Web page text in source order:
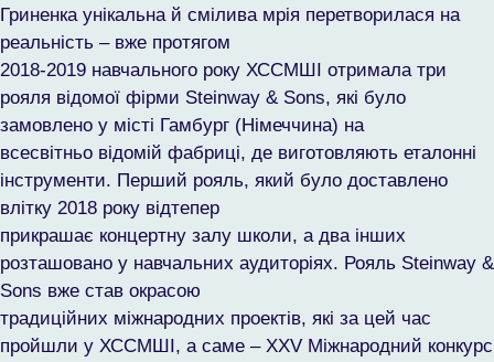
Гриненка унікальна й смілива мрія перетворилася на
реальність – вже протягом
2018-2019 навчального року ХССМШІ отримала три
рояля відомої фірми Steinway & Sons, які було
замовлено у місті Гамбург (Німеччина) на
всесвітньо відомій фабриці, де виготовляють еталонні
інструменти. Перший рояль, який було доставлено
влітку 2018 року відтепер
прикрашає концертну залу школи, а два інших
розташовано у навчальних аудиторіях. Рояль Steinway &
Sons вже став окрасою
традиційних міжнародних проектів, які за цей час
пройшли у ХССМШІ, а саме – ХХV Міжнародний конкурс